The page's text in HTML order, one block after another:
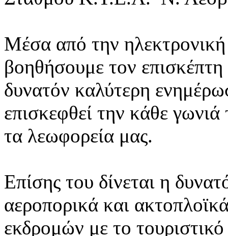
Μέσα από την ηλεκτρονική
βοηθήσουμε τον
δυνατόν καλύτερη
επισκεφθεί την κάθε
τα λεωφορεία μας.
Επίσης του δίνεται η
αεροπορικά και
εκδρομών με το